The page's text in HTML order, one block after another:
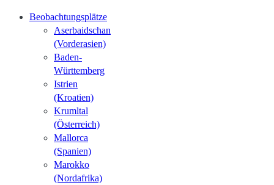
Beobachtungsplätze
Aserbaidschan
(Vorderasien)
Baden-
Württemberg
Istrien
(Kroatien)
Krumltal
(Österreich)
Mallorca
(Spanien)
Marokko
(Nordafrika)